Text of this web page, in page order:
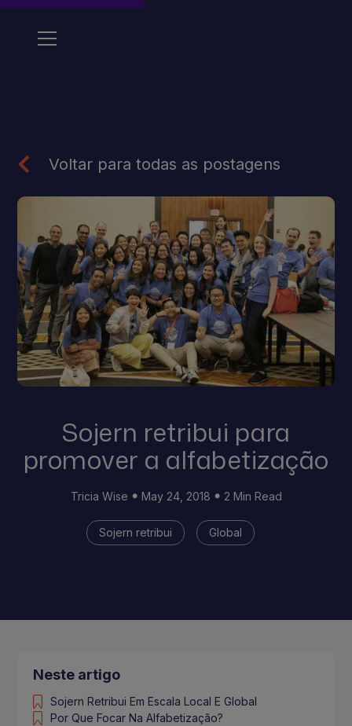
Voltar para todas as postagens
Sojern retribui para
promover a alfabetização
Tricia Wise May 24, 2018 2 Min Read
Sojern retribui Global
Neste artigo
Sojern Retribui Em Escala Local E Global
Por Que Focar Na Alfabetização?